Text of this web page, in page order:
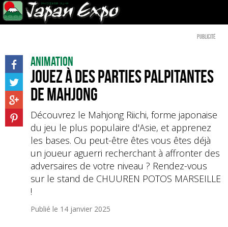
Publicité
Animation
Jouez à des parties palpitantes
de Mahjong
Découvrez le Mahjong Riichi, forme japonaise
du jeu le plus populaire d'Asie, et apprenez
les bases. Ou peut-être êtes vous êtes déjà
un joueur aguerri recherchant à affronter des
adversaires de votre niveau ? Rendez-vous
sur le stand de CHUUREN POTOS MARSEILLE
!
Publié le 14 janvier 2025